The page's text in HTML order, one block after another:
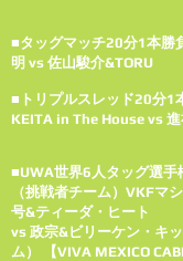
■タッグマッチ20分1
明 vs 佐山駿介&TORU
■トリプルスレッド20分1
KEITA in The House vs
■UWA世界6人タッグ選手
（挑戦者チーム）VKFマ
号&ティーダ・ヒート
vs 政宗&ビリーケン・キ
ム） 【VIVA MEXICO